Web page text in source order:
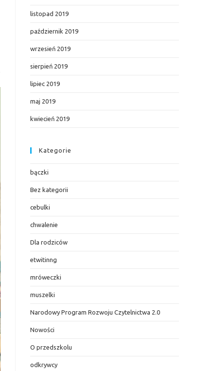
listopad 2019
październik 2019
wrzesień 2019
sierpień 2019
lipiec 2019
maj 2019
kwiecień 2019
Kategorie
bączki
Bez kategorii
cebulki
chwalenie
Dla rodziców
etwitinng
mróweczki
muszelki
Narodowy Program Rozwoju Czytelnictwa 2.0
Nowości
O przedszkolu
odkrywcy